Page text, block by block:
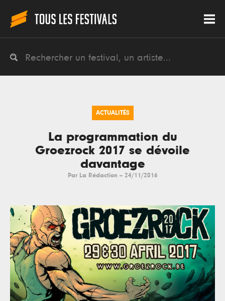
ACTUALITÉS
La programmation du
Groezrock 2017 se dévoile
davantage
Par La Rédaction -- 24/11/2016